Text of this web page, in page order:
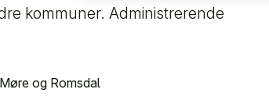
kommuner. Administrerende
og Romsdal